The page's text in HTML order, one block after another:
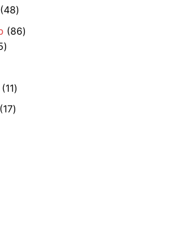
phẩm
4848
sản
phẩm
8686
25
sản
phẩm
1111
sản
phẩm
1717